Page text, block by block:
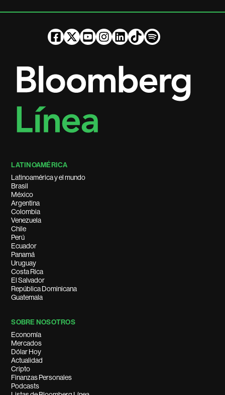
LATINOAMÉRICA
Latinoamérica y el mundo
Brasil
México
Argentina
Colombia
Venezuela
Chile
Perú
Ecuador
Panamá
Uruguay
Costa Rica
El Salvador
República Dominicana
Guatemala
SOBRE NOSOTROS
Economía
Mercados
Dólar Hoy
Actualidad
Cripto
Finanzas Personales
Podcasts